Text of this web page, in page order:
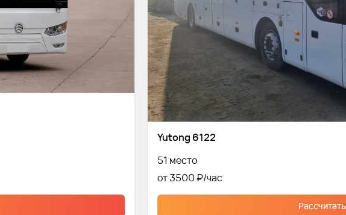
Yutong 6122
51 место
от 3500 ₽
Рассчитать